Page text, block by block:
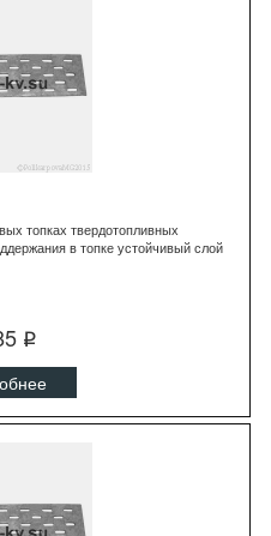
топках твердотопливных
в топке устойчивый слой
q